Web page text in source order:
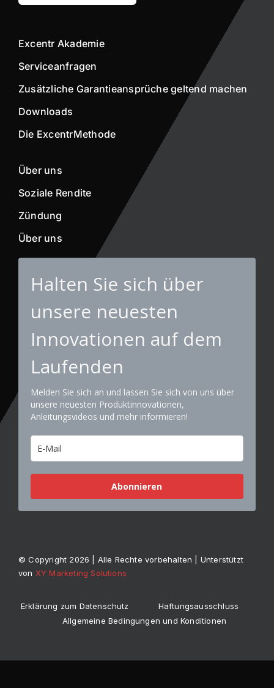
Excentr Akademie
Serviceanfragen
Zusätzliche Garantieansprüche geltend machen
Downloads
Die ExcentrMethode
Über uns
Soziale Rendite
Zündung
Über uns
Halten Sie sich über
unsere neuesten
Innovationen auf dem
Laufenden
Melden Sie sich an und lassen Sie sich von uns über
unsere neuesten Produktinnovationen,
Anleitungsvideos und mehr informieren!
Abonnieren
© Copyright 2026 | Alle Rechte vorbehalten | Unterstützt
von XY Marketing Solutions
Erklärung zum Datenschutz
Haftungsausschluss
Allgemeine Bedingungen und Konditionen